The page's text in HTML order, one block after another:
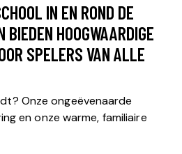
IN EN ROND DE
BIEDEN HOOGWAARDIGE
SPELERS VAN ALLE
Onze ongeëvenaarde
en onze warme, familiaire